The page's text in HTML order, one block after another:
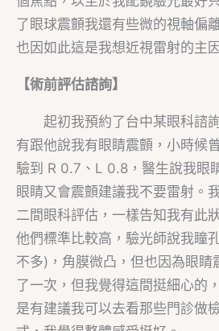
了眼球震顫我還有些微的視軸偏
也因如此這是我想近視雷射的主
【術前評估諮詢】
起初我預約了台中某眼科諮
有跟他說我有眼睛震顫，小時候
驗到 R 0.7、L 0.8，醫生說我眼
眼睛又會震顫建議我不要雷射。
二間眼科評估，一樣告知我有此
他們標準比較高，驗光師說我瞳
不多)，角膜微凸，但也因為眼睛
了一次，但我覺得這間挺細心的
是有建議我可以去看那些門診做